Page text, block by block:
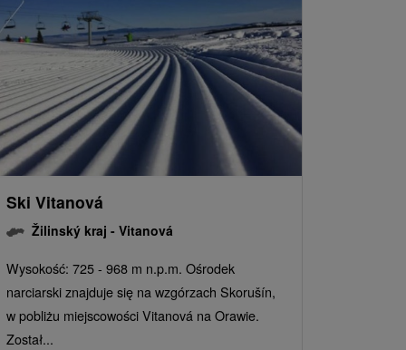
Ski Vitanová
Žilinský kraj - Vitanová
Wysokość: 725 - 968 m n.p.m. Ośrodek
narciarski znajduje się na wzgórzach Skorušín,
w pobliżu miejscowości Vitanová na Orawie.
Został...